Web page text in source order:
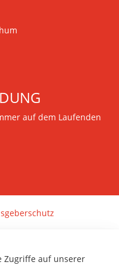
auf dem Laufenden
Zugriffe auf unserer